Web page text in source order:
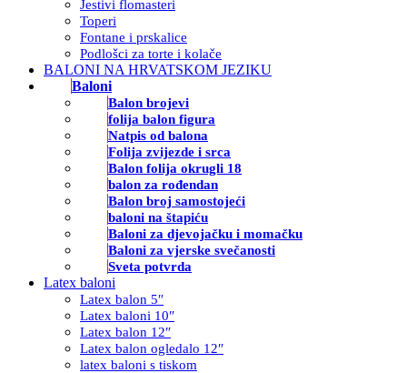
Jestivi flomasteri
Toperi
Fontane i prskalice
Podlošci za torte i kolače
BALONI NA HRVATSKOM JEZIKU
Baloni
Balon brojevi
folija balon figura
Natpis od balona
Folija zvijezde i srca
Balon folija okrugli 18
balon za rođendan
Balon broj samostojeći
baloni na štapiću
Baloni za djevojačku i momačku
Baloni za vjerske svečanosti
Sveta potvrda
Latex baloni
Latex balon 5″
Latex baloni 10″
Latex balon 12″
Latex balon ogledalo 12″
latex baloni s tiskom